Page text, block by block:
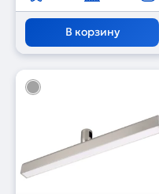
В корзину